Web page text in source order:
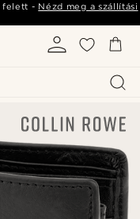
felett - Nézd meg a szállítási